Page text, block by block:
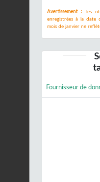
Avertissement :
les
enregistrées à la date
mois de janvier ne
Fournisseur de